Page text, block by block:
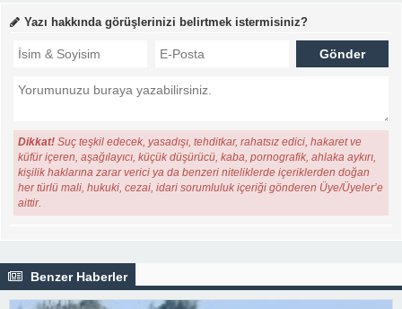
Yazı hakkında görüşlerinizi belirtmek istermisiniz?
Dikkat! Suç teşkil edecek, yasadışı, tehditkar, rahatsız edici, hakaret ve
küfür içeren, aşağılayıcı, küçük düşürücü, kaba, pornografik, ahlaka aykırı,
kişilik haklarına zarar verici ya da benzeri niteliklerde içeriklerden doğan
her türlü mali, hukuki, cezai, idari sorumluluk içeriği gönderen Üye/Üyeler’e
aittir.
Benzer Haberler